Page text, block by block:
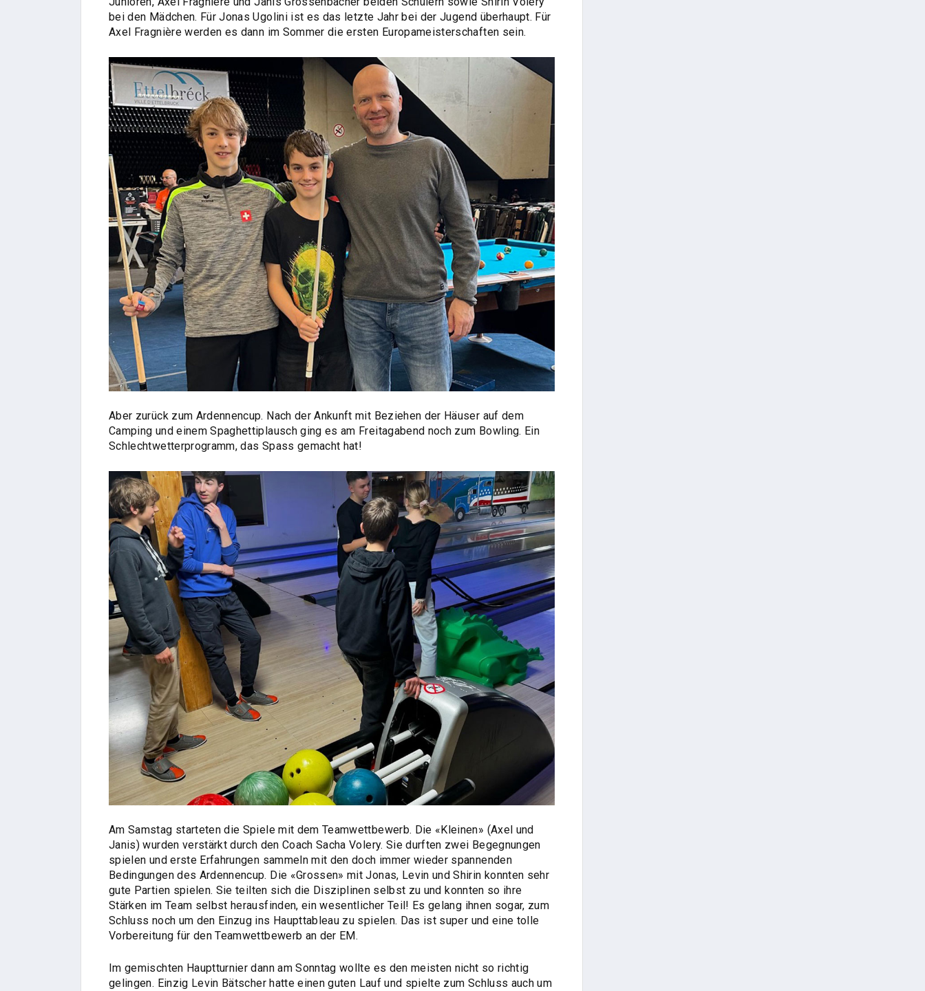
bei den Mädchen. Für Jonas Ugolini ist es das letzte Jahr bei der Jugend überhaupt. Für
Axel Fragnière werden es dann im Sommer die ersten Europameisterschaften sein.
Aber zurück zum Ardennencup. Nach der Ankunft mit Beziehen der Häuser auf dem
Camping und einem Spaghettiplausch ging es am Freitagabend noch zum Bowling. Ein
Schlechtwetterprogramm, das Spass gemacht hat!
Am Samstag starteten die Spiele mit dem Teamwettbewerb. Die «Kleinen» (Axel und
Janis) wurden verstärkt durch den Coach Sacha Volery. Sie durften zwei Begegnungen
spielen und erste Erfahrungen sammeln mit den doch immer wieder spannenden
Bedingungen des Ardennencup. Die «Grossen» mit Jonas, Levin und Shirin konnten sehr
gute Partien spielen. Sie teilten sich die Disziplinen selbst zu und konnten so ihre
Stärken im Team selbst herausfinden, ein wesentlicher Teil! Es gelang ihnen sogar, zum
Schluss noch um den Einzug ins Haupttableau zu spielen. Das ist super und eine tolle
Vorbereitung für den Teamwettbewerb an der EM.
Im gemischten Hauptturnier dann am Sonntag wollte es den meisten nicht so richtig
gelingen. Einzig Levin Bätscher hatte einen guten Lauf und spielte zum Schluss auch um